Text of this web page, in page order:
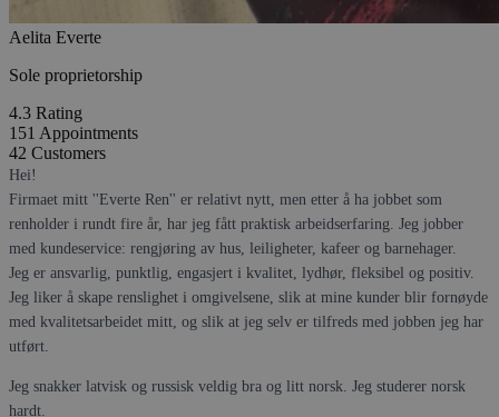
Aelita Everte
Sole proprietorship
4.3 Rating
151 Appointments
42 Customers
Hei!
Firmaet mitt ''Everte Ren'' er relativt nytt, men etter å ha jobbet som
renholder i rundt fire år, har jeg fått praktisk arbeidserfaring. Jeg jobber
med kundeservice: rengjøring av hus, leiligheter, kafeer og barnehager.
Jeg er ansvarlig, punktlig, engasjert i kvalitet, lydhør, fleksibel og positiv.
Jeg liker å skape renslighet i omgivelsene, slik at mine kunder blir fornøyde
med kvalitetsarbeidet mitt, og slik at jeg selv er tilfreds med jobben jeg har
utført.
Jeg snakker latvisk og russisk veldig bra og litt norsk. Jeg studerer norsk
hardt.